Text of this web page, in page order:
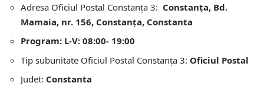
Adresa Oficiul Postal Constanţa 3: Constanţa, Bd.
Mamaia, nr. 156, Constanţa, Constanta
Program: L-V: 08:00- 19:00
Tip subunitate Oficiul Postal Constanţa 3: Oficiul Postal
Judet: Constanta